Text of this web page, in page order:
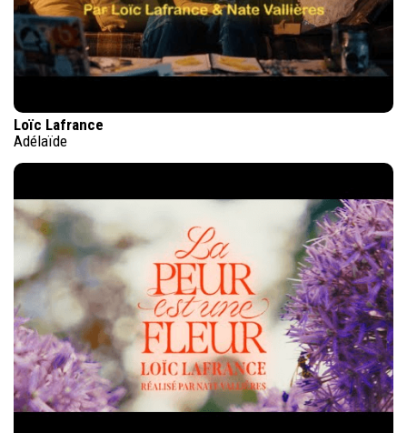
Loïc Lafrance
Adélaïde